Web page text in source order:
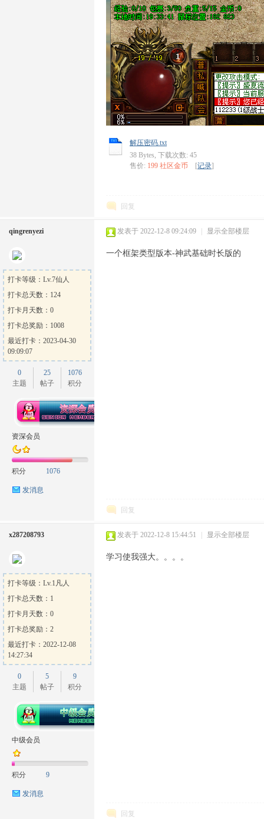
解压密码.txt
38 Bytes, 下载次数: 45
售价: 199 社区金币 [记录]
回复
qingrenyezi
打卡等级：Lv.7仙人
打卡总天数：124
打卡月天数：0
打卡总奖励：1008
最近打卡：2023-04-30
09:09:07
0
主题
25
帖子
1076
积分
资深会员
积分 1076
发消息
发表于 2022-12-8 09:24:09 显示全部楼层
一个框架类型版本-神武基础时长版的
回复
x287208793
打卡等级：Lv.1凡人
打卡总天数：1
打卡月天数：0
打卡总奖励：2
最近打卡：2022-12-08
14:27:34
0
主题
5
帖子
9
积分
中级会员
积分 9
发消息
发表于 2022-12-8 15:44:51 显示全部楼层
学习使我强大。。。。
回复